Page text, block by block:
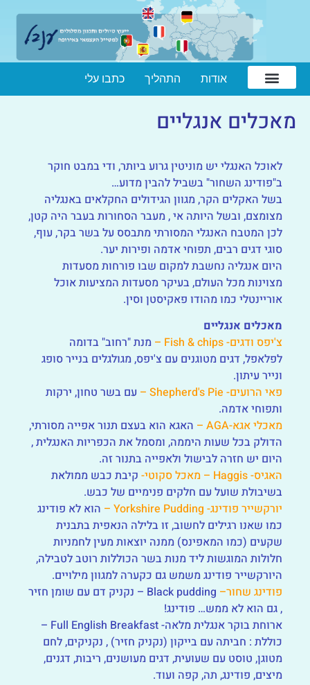
אודות התהליך כתבו עלי
מאכלים אנגליים
לאוכל האנגלי יש מוניטין גרוע ביותר, ודי במבט חוקר
ב"פודינג השחור" בשביל להבין מדוע…
בשל האקלים הקר, מגוון הגידולים החקלאים באנגליה
מצומצם, ובשל היותה אי , מעבר הסחורות בעבר היה קטן,
לכן המטבח האנגלי המסורתי מתבסס על בשר בקר, עוף,
סוגי דגים רבים, תפוחי אדמה ופירות יער.
היום אנגליה נחשבת למקום שבו פורחות מסעדות
מצוינות מכל העולם, בעיקר מסעדות המציעות אוכל
אוריינטלי כמו מהודו פאקיסטן וסין.
מאכלים אנגליים
צ'יפס ודגים- Fish & chips –
מנת "רחוב" בדומה
לפלאפל, דגים מטוגנים עם צ'יפס, מגולגלים בנייר סופג
ונייר עיתון.
פאי הרועים- Shepherd's Pie –
עם בשר טחון, ירקות
ותפוחי אדמה.
מאכלי אגא-AGA –
האגא הוא בעצם תנור אפייה מסורתי,
הדולק בכל שעות היממה, ומסמל את הכפריות האנגלית ,
היום יש חזרה לבישול ולאפייה בתנור זה.
האגיס- Haggis – מאכל סקוטי-
קיבת כבש ממולאת
בשיבולת שועל עם חלקים פנימיים של כבש.
יורקשייר פודינג- Yorkshire Pudding –
הוא לא פודינג
כמו שאנו רגילים לחשוב, זו בלילה הנאפית בתבנית
שקעים (כמו המאפינס) ממנה יוצאות מעין לחמניות
חלולות המוגשות ליד מנות בשר הכוללות רוטב לטבילה,
היורקשייר פודינג משמש גם כקערה למגוון מילויים.
פודינג שחור–
Black pudding – נקניק דם עם שומן חזיר
, גם הוא לא ממש… פודינג!
ארוחת בוקר אנגלית מלאה- Full English Breakfast –
כוללת : חביתה עם בייקון (נקניק חזיר) , נקניקים, לחם
מטוגן, טוסט עם שעועית, דגים מעושנים, ריבות, דגנים,
מיצים, פודינג, תה, קפה ועוד.